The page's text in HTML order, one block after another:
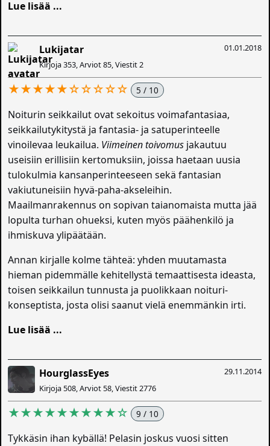
Lue lisää ...
01.01.2018
Lukijatar
Kirjoja 353, Arviot 85, Viestit 2
★★★★★☆☆☆☆☆ 5 / 10
Noiturin seikkailut ovat sekoitus voimafantasiaa,
seikkailutykitystä ja fantasia- ja satuperinteelle
vinoilevaa leukailua. Viimeinen toivomus jakautuu
useisiin erillisiin kertomuksiin, joissa haetaan uusia
tulokulmia kansanperinteeseen sekä fantasian
vakiutuneisiin hyvä-paha-akseleihin.
Maailmanrakennus on sopivan taianomaista mutta jää
lopulta turhan ohueksi, kuten myös päähenkilö ja
ihmiskuva ylipäätään.
Annan kirjalle kolme tähteä: yhden muutamasta
hieman pidemmälle kehitellystä temaattisesta ideasta,
toisen seikkailun tunnusta ja puolikkaan noituri-
konseptista, josta olisi saanut vielä enemmänkin irti.
Lue lisää ...
29.11.2014
HourglassEyes
Kirjoja 508, Arviot 58, Viestit 2776
★★★★★★★★★☆ 9 / 10
Tykkäsin ihan kybällä! Pelasin joskus vuosi sitten